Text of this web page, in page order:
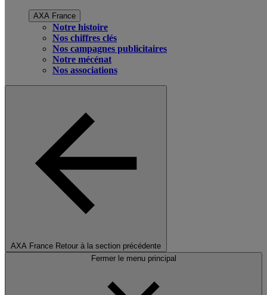
AXA France
Notre histoire
Nos chiffres clés
Nos campagnes publicitaires
Notre mécénat
Nos associations
AXA France Retour à la section précédente
Fermer le menu principal